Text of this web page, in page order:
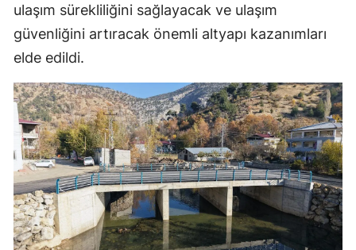
ulaşım sürekliliğini sağlayacak ve ulaşım
güvenliğini artıracak önemli altyapı kazanımları
elde edildi.